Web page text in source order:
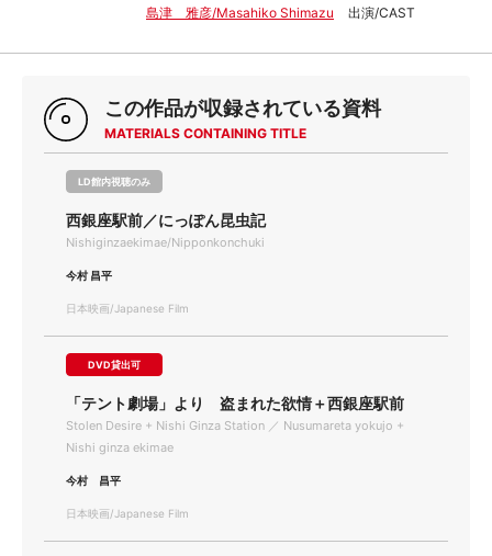
島津 雅彦/Masahiko Shimazu
出演/CAST
この作品が収録されている資料
MATERIALS CONTAINING TITLE
LD館内視聴のみ
西銀座駅前／にっぽん昆虫記
Nishiginzaekimae/Nipponkonchuki
今村 昌平
日本映画/Japanese Film
DVD貸出可
「テント劇場」より 盗まれた欲情＋西銀座駅前
Stolen Desire + Nishi Ginza Station ／ Nusumareta yokujo +
Nishi ginza ekimae
今村 昌平
日本映画/Japanese Film